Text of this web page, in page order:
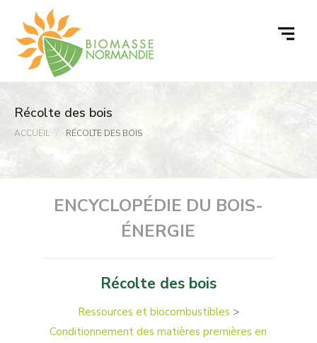
contenu
Récolte des bois
ACCUEIL RÉCOLTE DES BOIS
ENCYCLOPÉDIE DU BOIS-
ÉNERGIE
Récolte des bois
Ressources et biocombustibles >
Conditionnement des matières premières en